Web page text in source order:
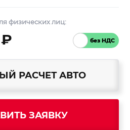
физических лиц:
РАСЧЕТ АВТО
ОТПРАВИТЬ ЗАЯВКУ